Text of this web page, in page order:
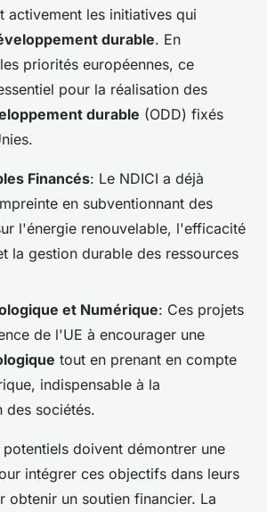
activement les initiatives qui
durable. En
priorités européennes, ce
pour la réalisation des
durable (ODD) fixés
Financés: Le NDICI a déjà
en subventionnant des
l'énergie renouvelable, l'efficacité
la gestion durable des ressources
et Numérique: Ces projets
de l'UE à encourager une
tout en prenant en compte
indispensable à la
des sociétés.
doivent démontrer une
intégrer ces objectifs dans leurs
obtenir un soutien financier. La